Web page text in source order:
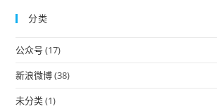
分类
公众号 (17)
新浪微博(38)
未分类(1)